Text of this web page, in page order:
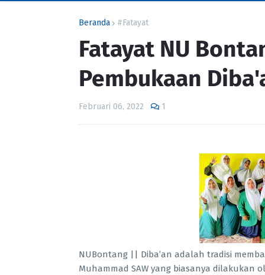
Beranda #Fatayat
Fatayat NU
Pembukaan
Februari 06, 2022 1
NUBontang || Diba’an adalah tradisi
Muhammad SAW yang biasanya dilakukan